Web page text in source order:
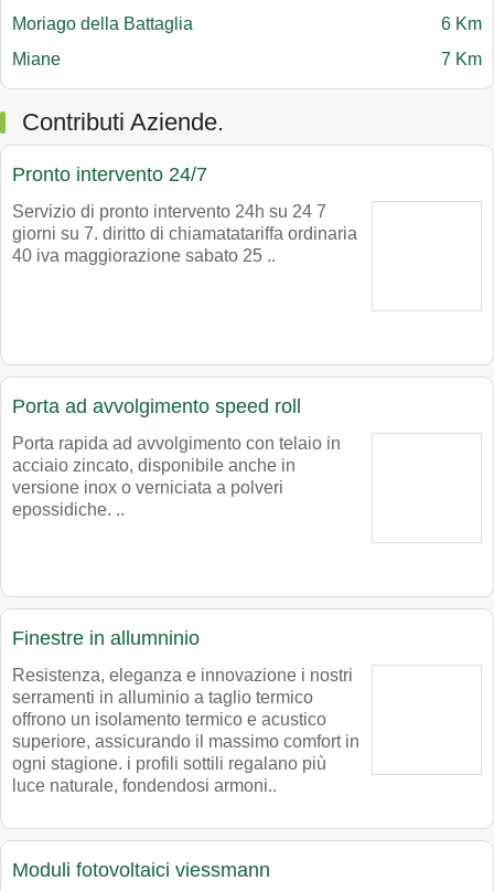
Moriago della Battaglia
6 Km
Miane
7 Km
Contributi Aziende.
Pronto intervento 24/7
Servizio di pronto intervento 24h su 24 7
giorni su 7. diritto di chiamatatariffa ordinaria
40 iva maggiorazione sabato 25 ..
Porta ad avvolgimento speed roll
Porta rapida ad avvolgimento con telaio in
acciaio zincato, disponibile anche in
versione inox o verniciata a polveri
epossidiche. ..
Finestre in allumninio
Resistenza, eleganza e innovazione i nostri
serramenti in alluminio a taglio termico
offrono un isolamento termico e acustico
superiore, assicurando il massimo comfort in
ogni stagione. i profili sottili regalano più
luce naturale, fondendosi armoni..
Moduli fotovoltaici viessmann